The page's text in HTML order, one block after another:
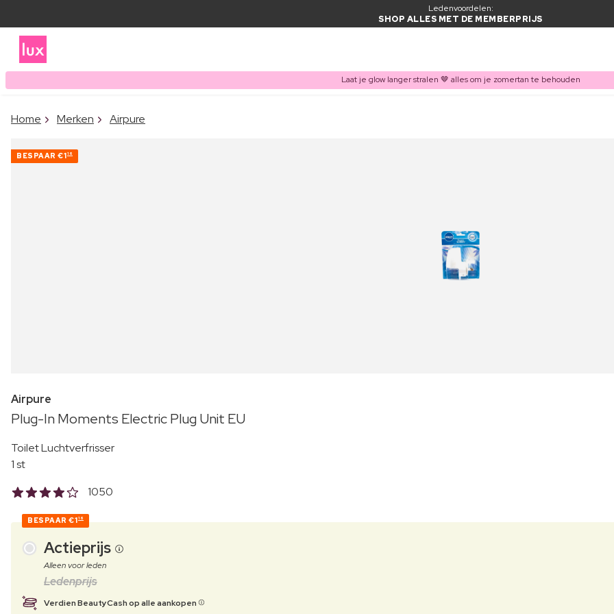
Ledenvoordelen:
SHOP ALLES MET DE MEMBERPRIJS
Laat je glow langer stralen 🤎 alles om je zomertan te behouden
Home Merken Airpure
BESPAAR €116
Airpure
Plug-In Moments Electric Plug Unit EU
Toilet Luchtverfrisser
1 st
1050
BESPAAR €116
Actieprijs
Alleen voor leden
Ledenprijs
Verdien BeautyCash op alle aankopen